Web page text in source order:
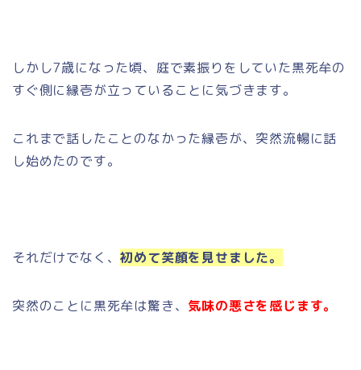
しかし7歳になった頃、庭で素振りをしていた黒死牟の
すぐ側に縁壱が立っていることに気づきます。
これまで話したことのなかった縁壱が、突然流暢に話
し始めたのです。
それだけでなく、初めて笑顔を見せました。
突然のことに黒死牟は驚き、 気味の悪さを感じます。